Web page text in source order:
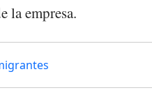
la empresa.